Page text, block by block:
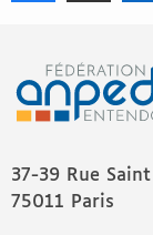
37-39 Rue
75011 Paris